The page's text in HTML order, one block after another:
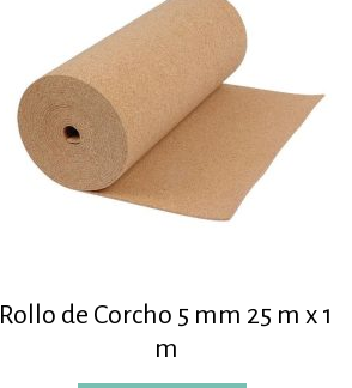
Rollo de Corcho 5 mm 25 m x 1
m